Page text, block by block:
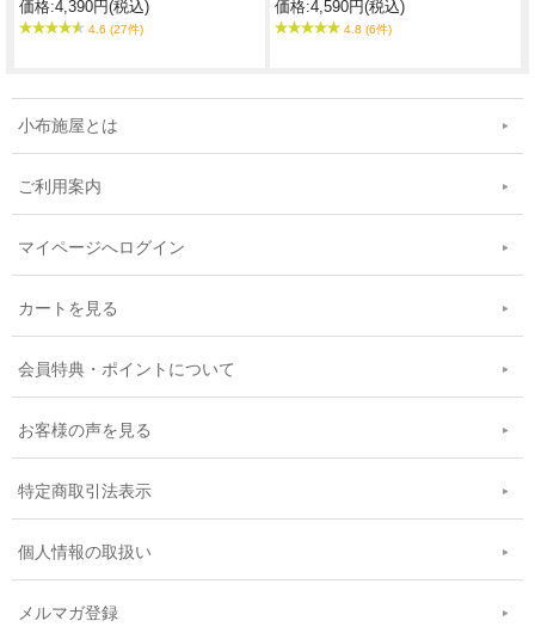
価格:4,390円(税込)
4.6 (27件)
価格:4,590円(税込)
4.8 (6件)
小布施屋とは
ご利用案内
マイページへログイン
カートを見る
会員特典・ポイントについて
お客様の声を見る
特定商取引法表示
個人情報の取扱い
メルマガ登録